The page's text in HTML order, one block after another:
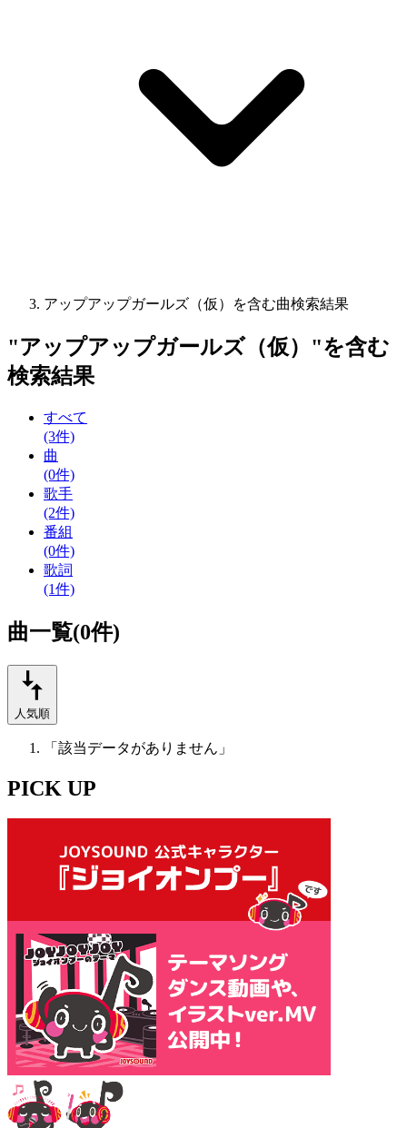
アップアップガールズ（仮）を含む曲検索結果
"アップアップガールズ（仮） "を含む
検索結果
すべて
(3件)
曲
(0件)
歌手
(2件)
番組
(0件)
歌詞
(1件)
曲一覧(0件)
人気順
「該当データがありません」
PICK UP